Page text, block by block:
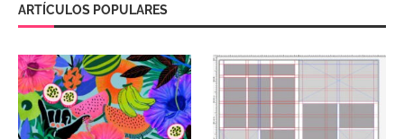
ARTÍCULOS POPULARES